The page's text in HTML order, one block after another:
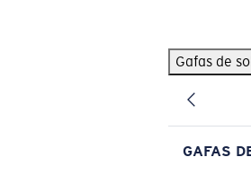
Gafas de
GAFAS
BÚSQUEDAS POPULARES
Pilothouse PRO Limited Edition Pack
Gafas de sol personalizadas
Los más vendidos de gafas de sol